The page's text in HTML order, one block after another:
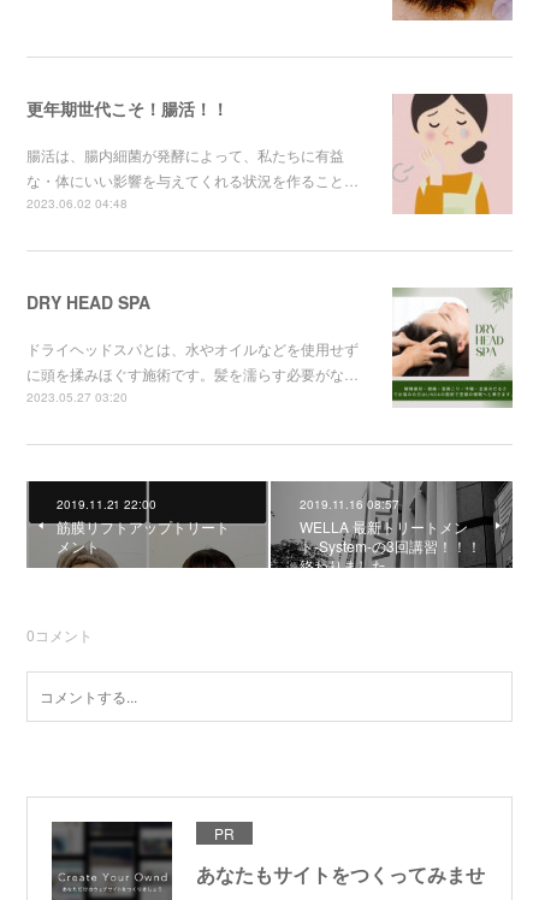
更年期世代こそ！腸活！！
腸活は、腸内細菌が発酵によって、私たちに有益
な・体にいい影響を与えてくれる状況を作ること…
2023.06.02 04:48
DRY HEAD SPA
ドライヘッドスパとは、水やオイルなどを使用せず
に頭を揉みほぐす施術です。髪を濡らす必要がな…
2023.05.27 03:20
2019.11.21 22:00
筋膜リフトアップトリート
メント
2019.11.16 08:57
WELLA 最新トリートメン
ト-System-の3回講習！！！
終わりました
0コメント
PR
あなたもサイトをつくってみませ